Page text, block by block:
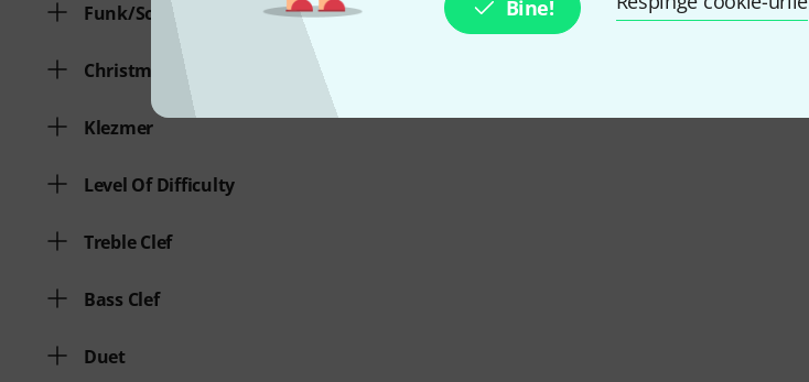
Bine!
Funk/Soul
Christmas Songs
Klezmer
Level Of Difficulty
Treble Clef
Bass Clef
Duet